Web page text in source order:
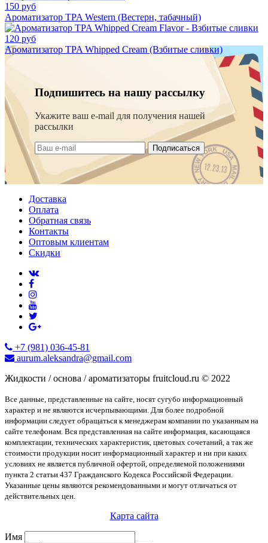
150 руб
Ароматизатор TPA Western (Вестерн, табачный)
120 руб
Ароматизатор TPA Whipped Cream (Взбитые сливки)
Подпишитесь на нашу рассылку
Укажите ваш e-mail для получения нашей
рассылки
Подписаться
Доставка
Оплата
Обратная связь
Контакты
Оптовым клиентам
Скидки
+7 (981) 036-45-81
aurum.aleksandra@gmail.com
Жидкости / основа / ароматизаторы fruitcloud.ru © 2022
Все данные, представленные на сайте, носят сугубо информационный
характер и не являются исчерпывающими. Для более подробной
информации следует обращаться к менеджерам компании по указанным на
сайте телефонам. Вся представленная на сайте информация, касающаяся
комплектации, технических характеристик, цветовых сочетаний, а так же
стоимости продукции носит информационный характер и ни при каких
условиях не является публичной офертой, определяемой положениями
пункта 2 статьи 437 Гражданского Кодекса Российской Федерации.
Указанные цены являются рекомендованными и могут отличаться от
действительных цен.
Карта сайта
Имя